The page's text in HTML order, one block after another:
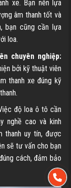
xe. Bạn nên lựa
âm thanh tốt và
bạn cũng cần lựa
loa.
chuyên nghiệp:
bởi kỹ thuật viên
thanh xe đúng kỹ
độ loa ô tô cần
nghề cao và kinh
thanh uy tín, được
sẽ tư vấn cho bạn
cách, đảm bảo